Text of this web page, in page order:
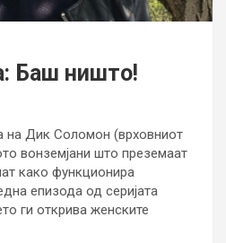
Баш ништо!
на Дик Соломон (врховниот
вонземјани што преземаат
како функционира
епизода од серијата
ги открива женските